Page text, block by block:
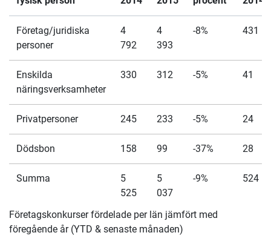
Företag/juridiska
personer
4
792
4
393
-8% 431
Enskilda
näringsverksamheter
330 312 -5% 41
Privatpersoner 245 233 -5% 24
Dödsbon 158 99 -37% 28
Summa
5
525
5
037
-9% 524
Företagskonkurser fördelade per län jämfört med
föregående år (YTD & senaste månaden)